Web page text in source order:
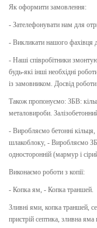
Як оформити замовлення:
- Зателефонувати нам для
- Викликати нашого фахівця
- Наші співробітники
будь-які інші необхідні
із замовником. Досвід
Також пропонуємо: ЗБВ:
металовироби.
- Виробляємо бетонні
шлакоблоку, - Виробляємо
односторонній (мармур і
Виконаємо роботи з копії:
- Копка ям, - Копка траншей.
Зливні ями, копка траншей,
пристрій септика, зливна яма